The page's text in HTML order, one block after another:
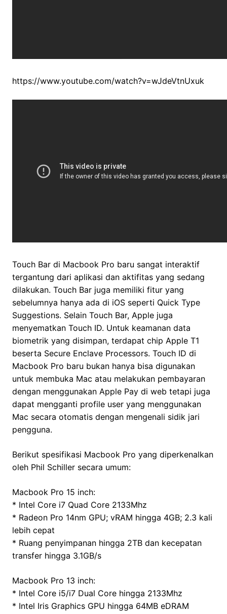
https://www.youtube.com/watch?v=wJdeVtnUxuk
Touch Bar di Macbook Pro baru sangat interaktif
tergantung dari aplikasi dan aktifitas yang sedang
dilakukan. Touch Bar juga memiliki fitur yang
sebelumnya hanya ada di iOS seperti Quick Type
Suggestions. Selain Touch Bar, Apple juga
menyematkan Touch ID. Untuk keamanan data
biometrik yang disimpan, terdapat chip Apple T1
beserta Secure Enclave Processors. Touch ID di
Macbook Pro baru bukan hanya bisa digunakan
untuk membuka Mac atau melakukan pembayaran
dengan menggunakan Apple Pay di web tetapi juga
dapat mengganti profile user yang menggunakan
Mac secara otomatis dengan mengenali sidik jari
pengguna.
Berikut spesifikasi Macbook Pro yang diperkenalkan
oleh Phil Schiller secara umum:
Macbook Pro 15 inch:
* Intel Core i7 Quad Core 2133Mhz
* Radeon Pro 14nm GPU; vRAM hingga 4GB; 2.3 kali
lebih cepat
* Ruang penyimpanan hingga 2TB dan kecepatan
transfer hingga 3.1GB/s
Macbook Pro 13 inch:
* Intel Core i5/i7 Dual Core hingga 2133Mhz
* Intel Iris Graphics GPU hingga 64MB eDRAM